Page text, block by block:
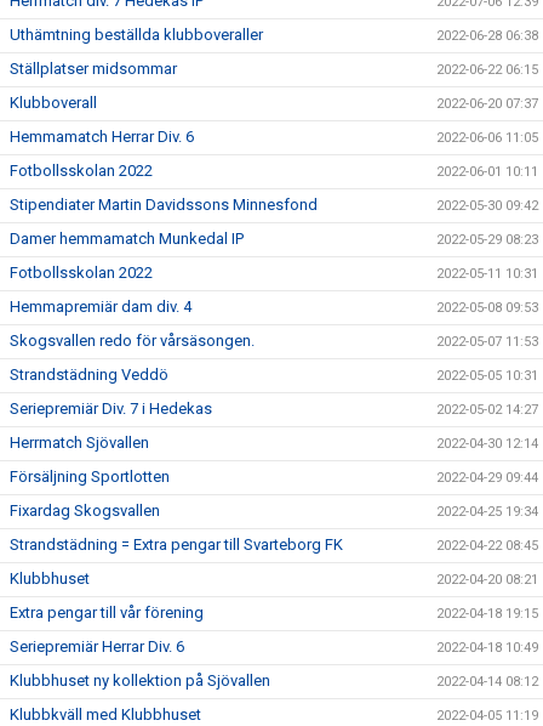
Uthämtning beställda klubboveraller 2022-06-28 06:38
Ställplatser midsommar 2022-06-22 06:15
Klubboverall 2022-06-20 07:37
Hemmamatch Herrar Div. 6 2022-06-06 11:05
Fotbollsskolan 2022 2022-06-01 10:11
Stipendiater Martin Davidssons Minnesfond 2022-05-30 09:42
Damer hemmamatch Munkedal IP 2022-05-29 08:23
Fotbollsskolan 2022 2022-05-11 10:31
Hemmapremiär dam div. 4 2022-05-08 09:53
Skogsvallen redo för vårsäsongen. 2022-05-07 11:53
Strandstädning Veddö 2022-05-05 10:31
Seriepremiär Div. 7 i Hedekas 2022-05-02 14:27
Herrmatch Sjövallen 2022-04-30 12:14
Försäljning Sportlotten 2022-04-29 09:44
Fixardag Skogsvallen 2022-04-25 19:34
Strandstädning = Extra pengar till Svarteborg FK 2022-04-22 08:45
Klubbhuset 2022-04-20 08:21
Extra pengar till vår förening 2022-04-18 19:15
Seriepremiär Herrar Div. 6 2022-04-18 10:49
Klubbhuset ny kollektion på Sjövallen 2022-04-14 08:12
Klubbkväll med Klubbhuset 2022-04-05 11:19